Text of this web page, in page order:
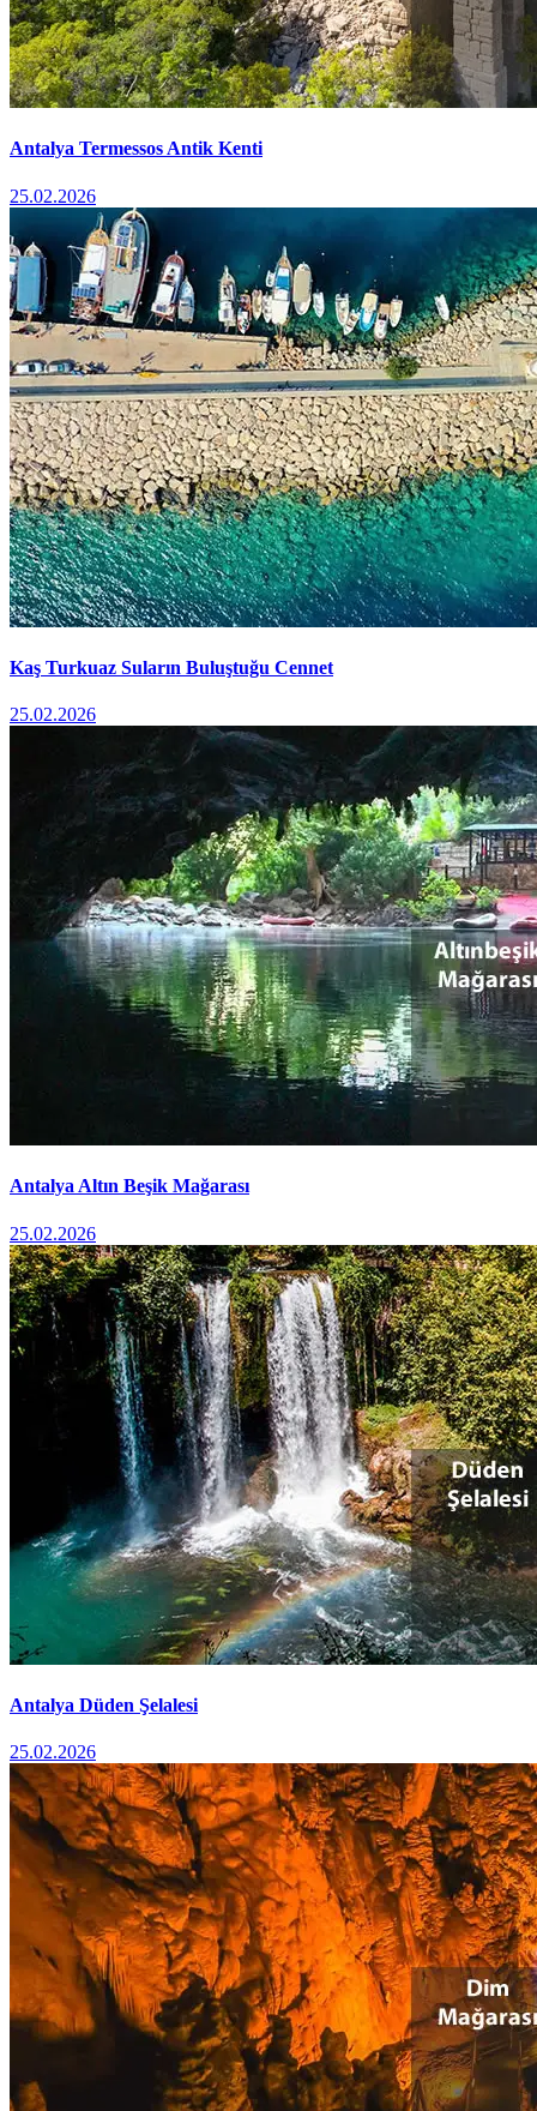
Antalya Termessos Antik Kenti
25.02.2026
Kaş Turkuaz Suların Buluştuğu Cennet
25.02.2026
Antalya Altın Beşik Mağarası
25.02.2026
Antalya Düden Şelalesi
25.02.2026